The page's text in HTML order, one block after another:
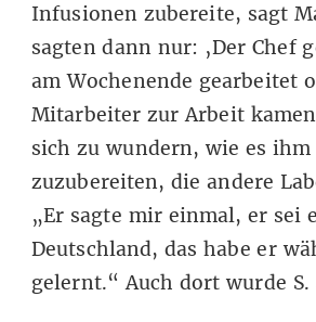
Infusionen zubereite, sagt
sagten dann nur: ‚Der Chef
am Wochenende gearbeitet
Mitarbeiter zur Arbeit
sich zu wundern, wie es
zuzubereiten, die andere
„Er sagte mir einmal, er sei
Deutschland, das habe er
gelernt.“ Auch dort wurde